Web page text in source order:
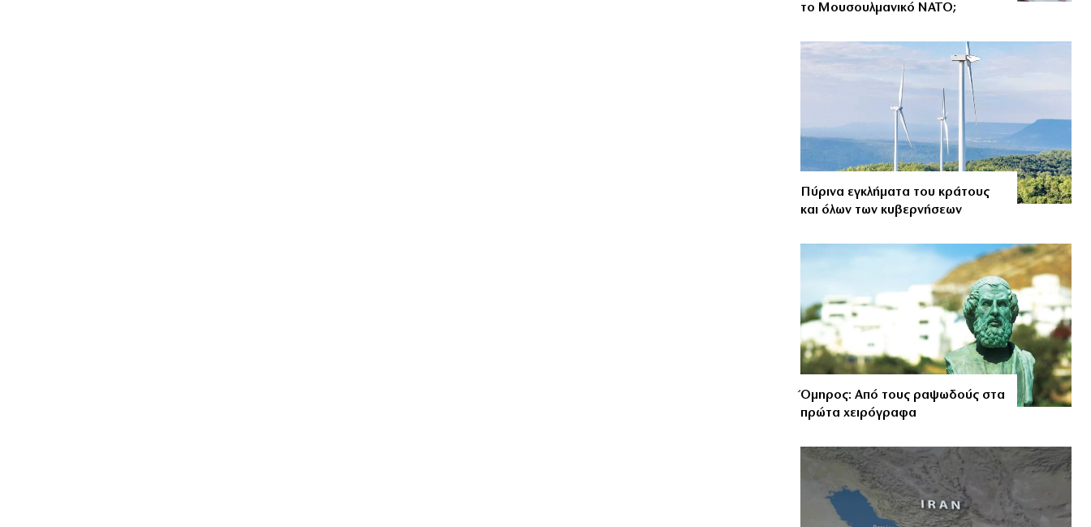
το Μουσουλμανικό ΝΑΤΟ;
Πύρινα εγκλήματα του κράτους
και όλων των κυβερνήσεων
Όμηρος: Από τους ραψωδούς στα
πρώτα χειρόγραφα